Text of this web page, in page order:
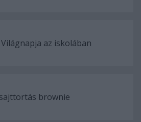
az iskolában
brownie